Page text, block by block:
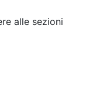
alle sezioni